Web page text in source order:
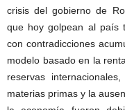
crisis del gobierno de
que hoy golpean al país
con contradicciones
modelo basado en la
reservas
materias primas y la